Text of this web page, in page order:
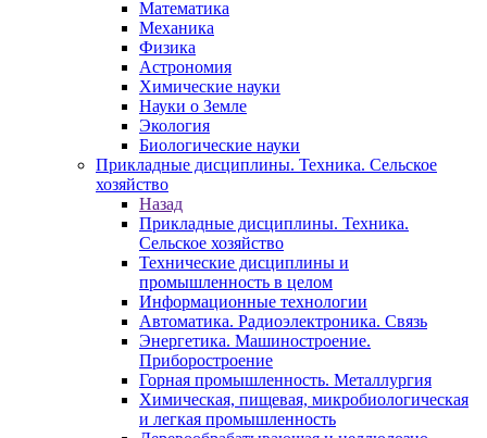
Математика
Механика
Физика
Астрономия
Химические науки
Науки о Земле
Экология
Биологические науки
Прикладные дисциплины. Техника. Сельское
хозяйство
Назад
Прикладные дисциплины. Техника.
Сельское хозяйство
Технические дисциплины и
промышленность в целом
Информационные технологии
Автоматика. Радиоэлектроника. Связь
Энергетика. Машиностроение.
Приборостроение
Горная промышленность. Металлургия
Химическая, пищевая, микробиологическая
и легкая промышленность